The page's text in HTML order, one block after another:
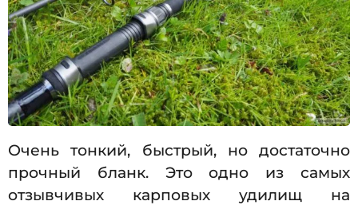
Очень тонкий, быстрый, но достаточно
прочный бланк. Это одно из самых
отзывчивых карповых удилищ на